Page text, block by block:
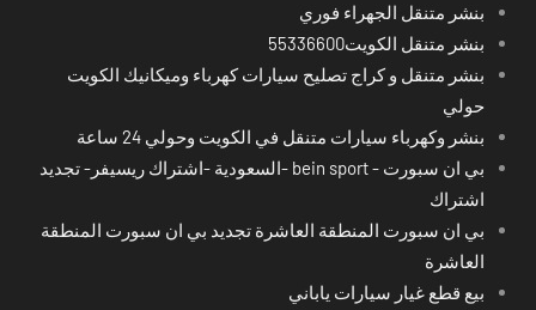
بنشر متنقل الجهراء فوري
بنشر متنقل الكويت55336600
بنشر متنقل و كراج تصليح سيارات كهرباء وميكانيك الكويت
حولي
بنشر وكهرباء سيارات متنقل في الكويت وحولي 24 ساعة
بي ان سبورت - bein sport -السعودية -اشتراك ريسيفر- تجديد
اشتراك
بي ان سبورت المنطقة العاشرة تجديد بي ان سبورت المنطقة
العاشرة
بيع قطع غيار سيارات ياباني